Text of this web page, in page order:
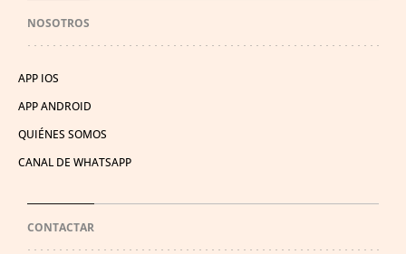
NOSOTROS
APP IOS
APP ANDROID
QUIÉNES SOMOS
CANAL DE WHATSAPP
CONTACTAR